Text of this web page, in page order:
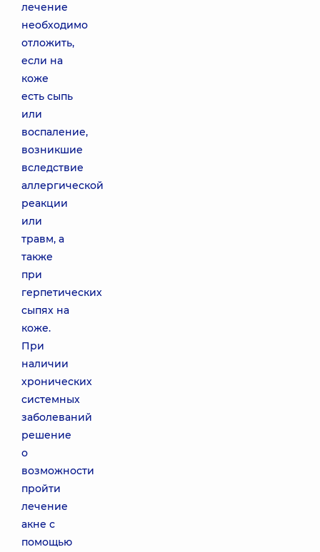
лечение
необходимо
отложить,
если на
коже
есть сыпь
или
воспаление,
возникшие
вследствие
аллергической
реакции
или
травм, а
также
при
герпетических
сыпях на
коже.
При
наличии
хронических
системных
заболеваний
решение
о
возможности
пройти
лечение
акне с
помощью